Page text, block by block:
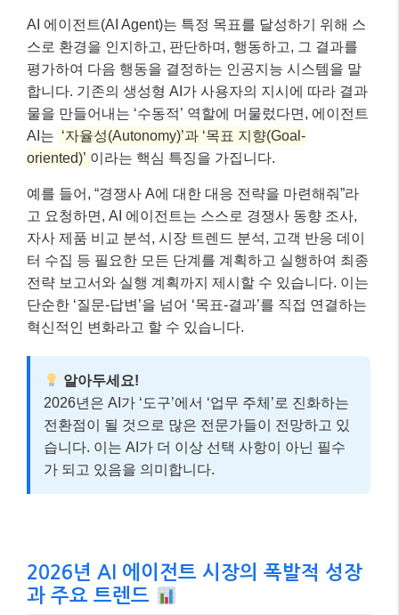
AI 에이전트(AI Agent)는 특정 목표를 달성하기 위해 스
스로 환경을 인지하고, 판단하며, 행동하고, 그 결과를
평가하여 다음 행동을 결정하는 인공지능 시스템을 말
합니다. 기존의 생성형 AI가 사용자의 지시에 따라 결과
물을 만들어내는 ‘수동적’ 역할에 머물렀다면, 에이전트
AI는 ‘자율성(Autonomy)’과 ‘목표 지향(Goal-
oriented)’ 이라는 핵심 특징을 가집니다.
예를 들어, “경쟁사 A에 대한 대응 전략을 마련해줘”라
고 요청하면, AI 에이전트는 스스로 경쟁사 동향 조사,
자사 제품 비교 분석, 시장 트렌드 분석, 고객 반응 데이
터 수집 등 필요한 모든 단계를 계획하고 실행하여 최종
전략 보고서와 실행 계획까지 제시할 수 있습니다. 이는
단순한 ‘질문-답변’을 넘어 ‘목표-결과’를 직접 연결하는
혁신적인 변화라고 할 수 있습니다.
알아두세요!
2026년은 AI가 ‘도구’에서 ‘업무 주체’로 진화하는
전환점이 될 것으로 많은 전문가들이 전망하고 있
습니다. 이는 AI가 더 이상 선택 사항이 아닌 필수
가 되고 있음을 의미합니다.
2026년 AI 에이전트 시장의 폭발적 성장
과 주요 트렌드